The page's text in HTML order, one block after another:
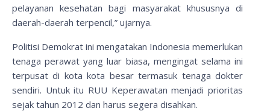
pelayanan kesehatan bagi masyarakat khususnya di
daerah-daerah terpencil,” ujarnya.
Politisi Demokrat ini mengatakan Indonesia memerlukan
tenaga perawat yang luar biasa, mengingat selama ini
terpusat di kota kota besar termasuk tenaga dokter
sendiri. Untuk itu RUU Keperawatan menjadi prioritas
sejak tahun 2012 dan harus segera disahkan.